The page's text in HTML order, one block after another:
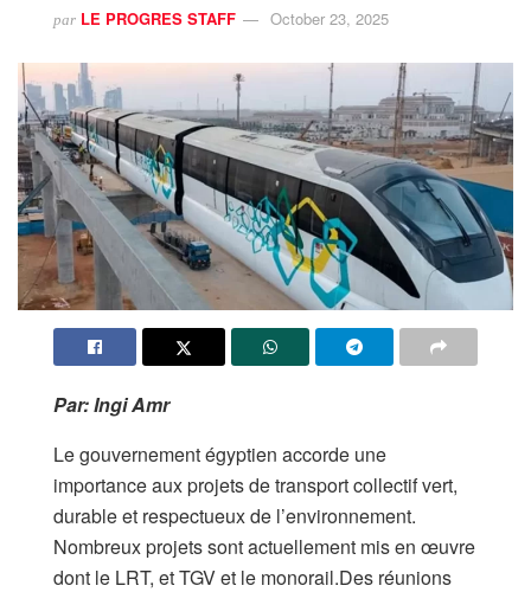
par LE PROGRES STAFF October 23, 2025
Par: Ingi Amr
Le gouvernement égyptien accorde une
importance aux projets de transport collectif vert,
durable et respectueux de l’environnement.
Nombreux projets sont actuellement mis en œuvre
dont le LRT, et TGV et le monorail.Des réunions